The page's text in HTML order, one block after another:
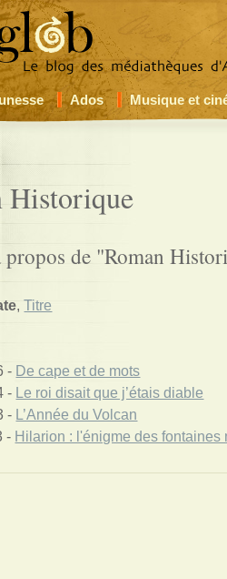
Ados Musique et
Historique
de "Roman
,Titre
- De cape et de mots
- Le roi disait que j’étais diable
- L’Année du Volcan
- Hilarion : l'énigme des fontaines